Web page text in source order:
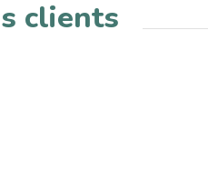
clients